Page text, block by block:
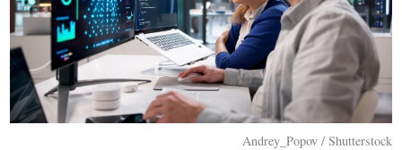
Andrey_Popov / Shutterstock